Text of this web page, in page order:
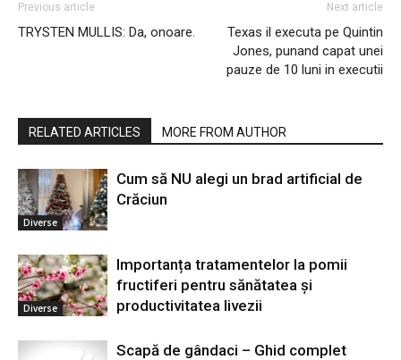
Previous article
TRYSTEN MULLIS: Da, onoare.
Next article
Texas il executa pe Quintin
Jones, punand capat unei
pauze de 10 luni in executii
RELATED ARTICLES MORE FROM AUTHOR
Diverse
Cum să NU alegi un brad artificial de
Crăciun
Diverse
Importanța tratamentelor la pomii
fructiferi pentru sănătatea și
productivitatea livezii
Scapă de gândaci – Ghid complet